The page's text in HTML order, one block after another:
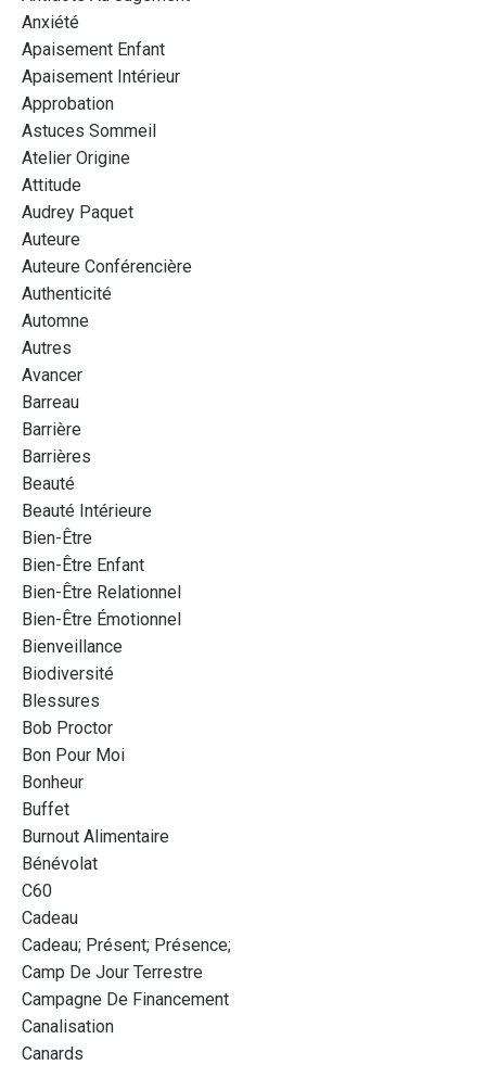
Anxiété
Apaisement Enfant
Apaisement Intérieur
Approbation
Astuces Sommeil
Atelier Origine
Attitude
Audrey Paquet
Auteure
Auteure Conférencière
Authenticité
Automne
Autres
Avancer
Barreau
Barrière
Barrières
Beauté
Beauté Intérieure
Bien-Être
Bien-Être Enfant
Bien-Être Relationnel
Bien-Être Émotionnel
Bienveillance
Biodiversité
Blessures
Bob Proctor
Bon Pour Moi
Bonheur
Buffet
Burnout Alimentaire
Bénévolat
C60
Cadeau
Cadeau; Présent; Présence;
Camp De Jour Terrestre
Campagne De Financement
Canalisation
Canards